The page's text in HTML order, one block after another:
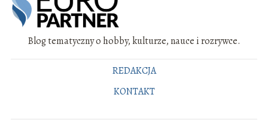
Blog tematyczny o hobby, kulturze, nauce i rozrywce.
REDAKCJA
KONTAKT